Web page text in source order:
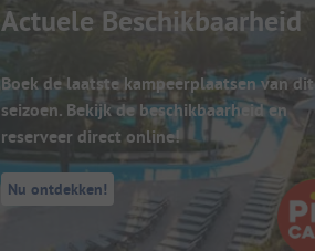
Actuele Beschikbaarheid
Boek de laatste kampeerplaatsen van dit
seizoen. Bekijk de beschikbaarheid en
reserveer direct online!
Nu ontdekken!